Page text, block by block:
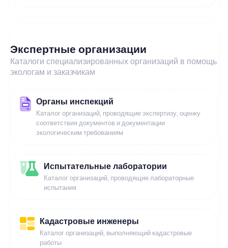
Экспертные организации
Каталоги специализированных организаций в помощь
экологам и заказчикам
Органы инспекций
Каталог организаций, проводящие экспертизу, оценку
соответствия документов и документации
экологическим требованиям
Испытательные лаборатории
Каталог организаций, проводящие лабораторные
испытания
Кадастровые инженеры
Каталог организаций, выполняющий кадастровые
работы